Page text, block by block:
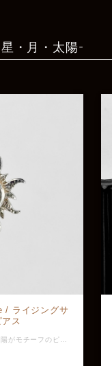
・月・太陽-
/ ライジングサ
ス